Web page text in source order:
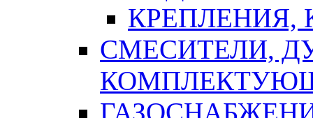
СМЕСИТЕЛИ,